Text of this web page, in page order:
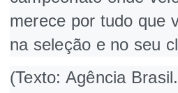
merece por tudo que
na seleção e no seu
(Texto: Agência